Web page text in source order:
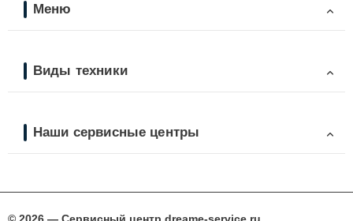
Меню
Виды техники
Наши сервисные центры